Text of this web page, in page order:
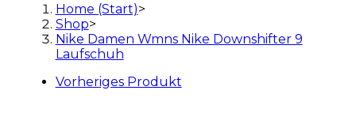
Home (Start)>
Shop>
Nike Damen Wmns Nike Downshifter 9
Laufschuh
Vorheriges Produkt